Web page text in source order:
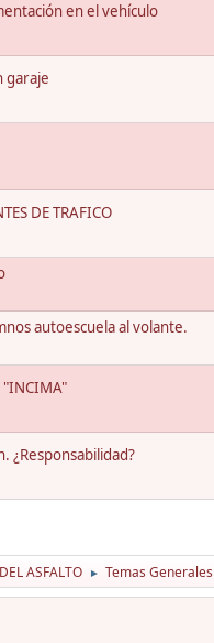
en el vehículo
garaje
DE TRAFICO
autoescuela al volante.
¿Responsabilidad?
ASFALTO ► Temas Generales